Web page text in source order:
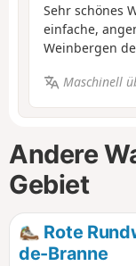
Sehr schönes
einfache,
Weinbergen
Maschinell
Andere
Gebiet
Rote
de-Branne